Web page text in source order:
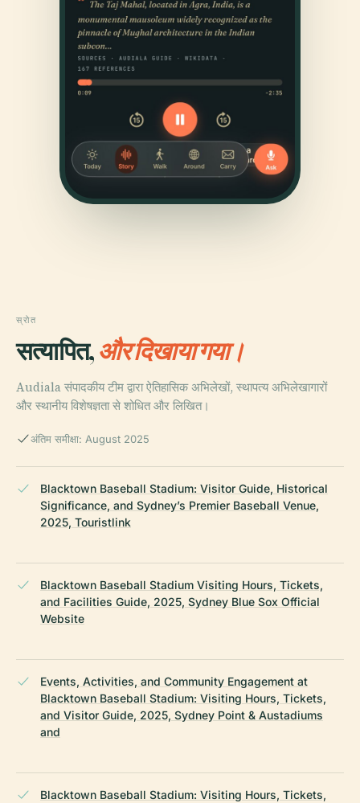
स्रोत
सत्यापित,और दिखाया गया।
Audiala संपादकीय टीम द्वारा ऐतिहासिक अभिलेखों, स्थापत्य अभिलेखागारों
और स्थानीय विशेषज्ञता से शोधित और लिखित।
अंतिम समीक्षा: August 2025
Blacktown Baseball Stadium: Visitor Guide, Historical
Significance, and Sydney’s Premier Baseball Venue,
2025, Touristlink
Blacktown Baseball Stadium Visiting Hours, Tickets,
and Facilities Guide, 2025, Sydney Blue Sox Official
Website
Events, Activities, and Community Engagement at
Blacktown Baseball Stadium: Visiting Hours, Tickets,
and Visitor Guide, 2025, Sydney Point & Austadiums
and
Blacktown Baseball Stadium: Visiting Hours, Tickets,